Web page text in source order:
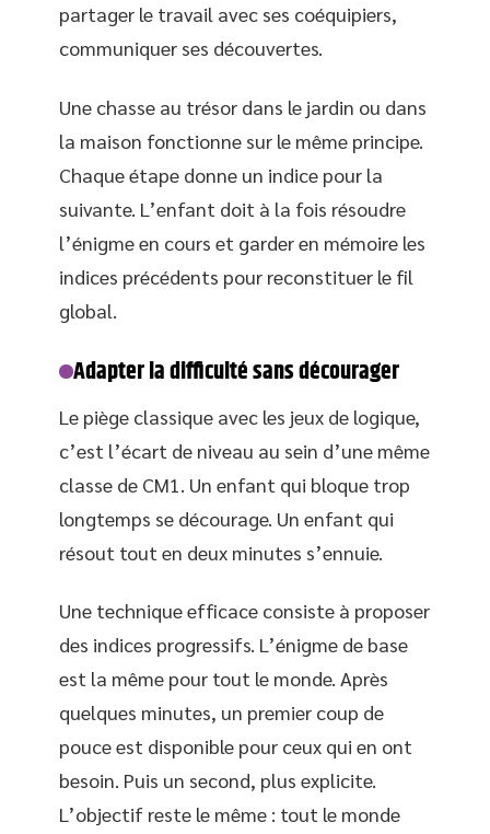
partager le travail avec ses coéquipiers,
communiquer ses découvertes.
Une chasse au trésor dans le jardin ou dans
la maison fonctionne sur le même principe.
Chaque étape donne un indice pour la
suivante. L’enfant doit à la fois résoudre
l’énigme en cours et garder en mémoire les
indices précédents pour reconstituer le fil
global.
Adapter la difficulté sans décourager
Le piège classique avec les jeux de logique,
c’est l’écart de niveau au sein d’une même
classe de CM1. Un enfant qui bloque trop
longtemps se décourage. Un enfant qui
résout tout en deux minutes s’ennuie.
Une technique efficace consiste à proposer
des indices progressifs. L’énigme de base
est la même pour tout le monde. Après
quelques minutes, un premier coup de
pouce est disponible pour ceux qui en ont
besoin. Puis un second, plus explicite.
L’objectif reste le même : tout le monde